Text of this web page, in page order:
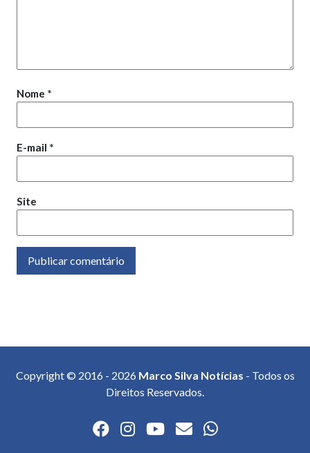
Nome *
E-mail *
Site
Copyright © 2016 - 2026 Marco Silva Notícias - Todos os
Direitos Reservados.